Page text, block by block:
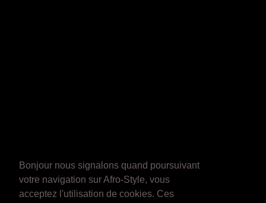
Bonjour nous signalons quand poursuivant
votre navigation sur Afro-Style, vous
acceptez l'utilisation de cookies. Ces